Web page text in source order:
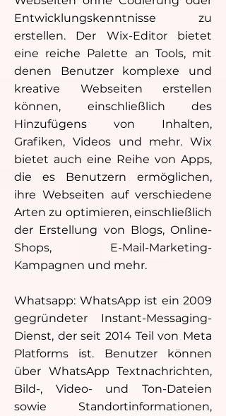
Entwicklungskenntnisse zu
erstellen. Der Wix-Editor bietet
eine reiche Palette an Tools, mit
denen Benutzer komplexe und
kreative Webseiten erstellen
können, einschließlich des
Hinzufügens von Inhalten,
Grafiken, Videos und mehr. Wix
bietet auch eine Reihe von Apps,
die es Benutzern ermöglichen,
ihre Webseiten auf verschiedene
Arten zu optimieren, einschließlich
der Erstellung von Blogs, Online-
Shops, E-Mail-Marketing-
Kampagnen und mehr.
Whatsapp: WhatsApp ist ein 2009
gegründeter Instant-Messaging-
Dienst, der seit 2014 Teil von Meta
Platforms ist. Benutzer können
über WhatsApp Textnachrichten,
Bild-, Video- und Ton-Dateien
sowie Standortinformationen,